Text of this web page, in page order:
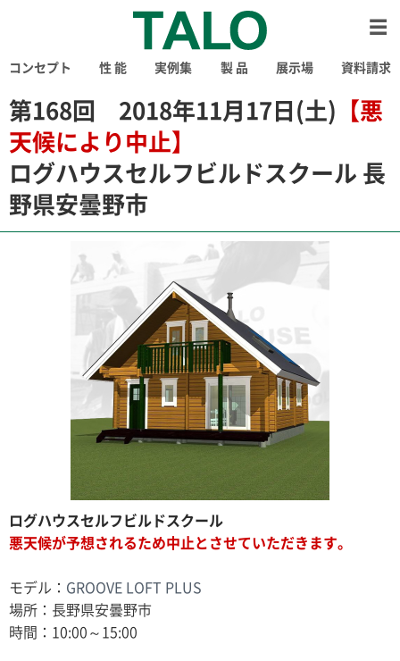
コンセプト 性 能 実例集 製 品 展示場 資料請求
第168回 2018年11月17日(土) 【悪
天候により中止】
ログハウスセルフビルドスクール 長
野県安曇野市
ログハウスセルフビルドスクール
悪天候が予想されるため中止とさせていただきます。
モデル： GROOVE LOFT PLUS
場所：長野県安曇野市
時間：10:00～15:00